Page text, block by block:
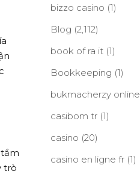
trò
bizzo casino (1)
Blog (2,112)
book of ra it(1)
Bookkeeping (1)
bukmacherzy online
casibom tr(1)
casino (20)
casino en ligne fr(1)